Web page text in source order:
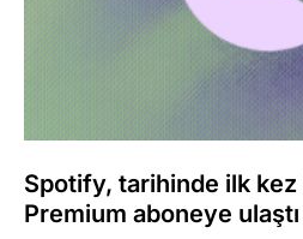
Spotify, tarihinde ilk
Premium aboneye ulaştı